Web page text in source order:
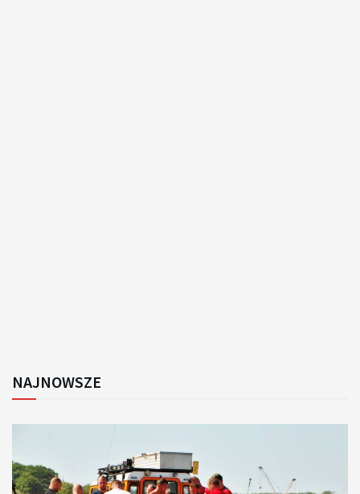
NAJNOWSZE